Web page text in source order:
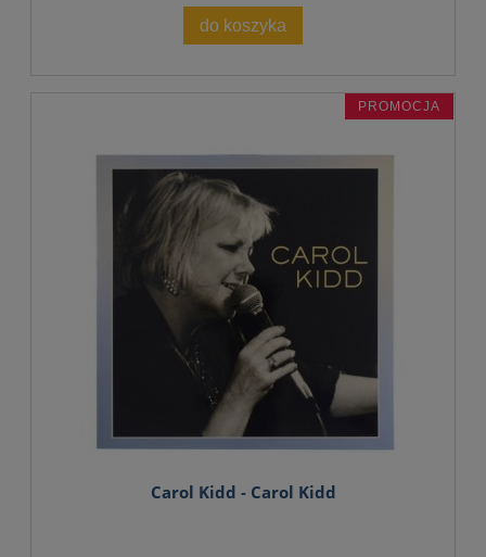
do koszyka
Carol Kidd - Carol Kidd
PROMOCJA